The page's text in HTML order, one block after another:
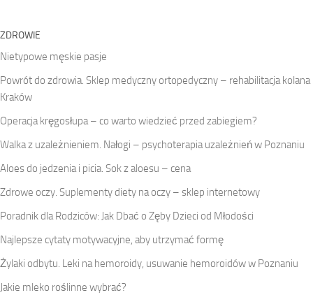
ZDROWIE
Nietypowe męskie pasje
Powrót do zdrowia. Sklep medyczny ortopedyczny – rehabilitacja kolana
Kraków
Operacja kręgosłupa – co warto wiedzieć przed zabiegiem?
Walka z uzależnieniem. Nałogi – psychoterapia uzależnień w Poznaniu
Aloes do jedzenia i picia. Sok z aloesu – cena
Zdrowe oczy. Suplementy diety na oczy – sklep internetowy
Poradnik dla Rodziców: Jak Dbać o Zęby Dzieci od Młodości
Najlepsze cytaty motywacyjne, aby utrzymać formę
Żylaki odbytu. Leki na hemoroidy, usuwanie hemoroidów w Poznaniu
Jakie mleko roślinne wybrać?